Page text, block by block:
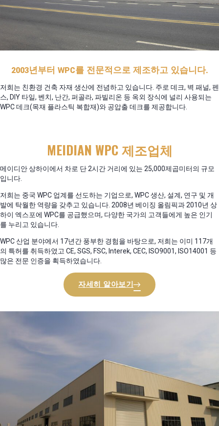
2003년부터 WPC를 전문적으로 제조하고 있습니다.
저희는 친환경 건축 자재 생산에 전념하고 있습니다. 주로 데크, 벽 패널, 펜
스, DIY 타일, 벤치, 난간, 퍼골라, 파빌리온 등 옥외 장식에 널리 사용되는
WPC 데크(목재 플라스틱 복합재)와 공압출 데크를 제공합니다.
MEIDIAN WPC 제조업체
메이디안 상하이에서 차로 단 2시간 거리에 있는 25,000제곱미터의 규모
입니다.
저희는 중국 WPC 업계를 선도하는 기업으로, WPC 생산, 설계, 연구 및 개
발에 탁월한 역량을 갖추고 있습니다. 2008년 베이징 올림픽과 2010년 상
하이 엑스포에 WPC를 공급했으며, 다양한 국가의 고객들에게 높은 인기
를 누리고 있습니다.
WPC 산업 분야에서 17년간 풍부한 경험을 바탕으로, 저희는 이미 117개
의 특허를 취득하였고 CE, SGS, FSC, Interek, CEC, ISO9001, ISO14001 등
많은 전문 인증을 획득하였습니다.
자세히 알아보기